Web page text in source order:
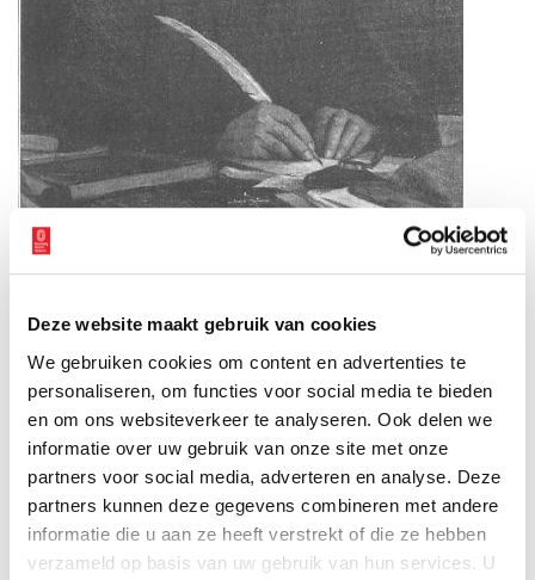
Deze website maakt gebruik van cookies
We gebruiken cookies om content en advertenties te
personaliseren, om functies voor social media te bieden
en om ons websiteverkeer te analyseren. Ook delen we
informatie over uw gebruik van onze site met onze
partners voor social media, adverteren en analyse. Deze
partners kunnen deze gegevens combineren met andere
informatie die u aan ze heeft verstrekt of die ze hebben
verzameld op basis van uw gebruik van hun services. U
Bouwpastoor Van Zanten Pastoor Van Zanten bracht eind negentiende eeuw het
geld bijeen om Nes de kerk te geven die er nu nog staat. Dit was het eerste grote
Neogothische kruisbasiliek
Jos Cuypers had een driebeukige neogotische kruisbasiliek
ontworpen met een vierkante toren. Op de spits zette de
architect vrolijke hoektorentjes. In de kerk staat een
communiebank uit 1860; deze bank heeft dus nog in de oude
kerk dienst gedaan. Ook meeverhuisd is het beeld van de heilige
Urbanus (222-230) dat rond 1870 is gemaakt.
Tegeltableaus